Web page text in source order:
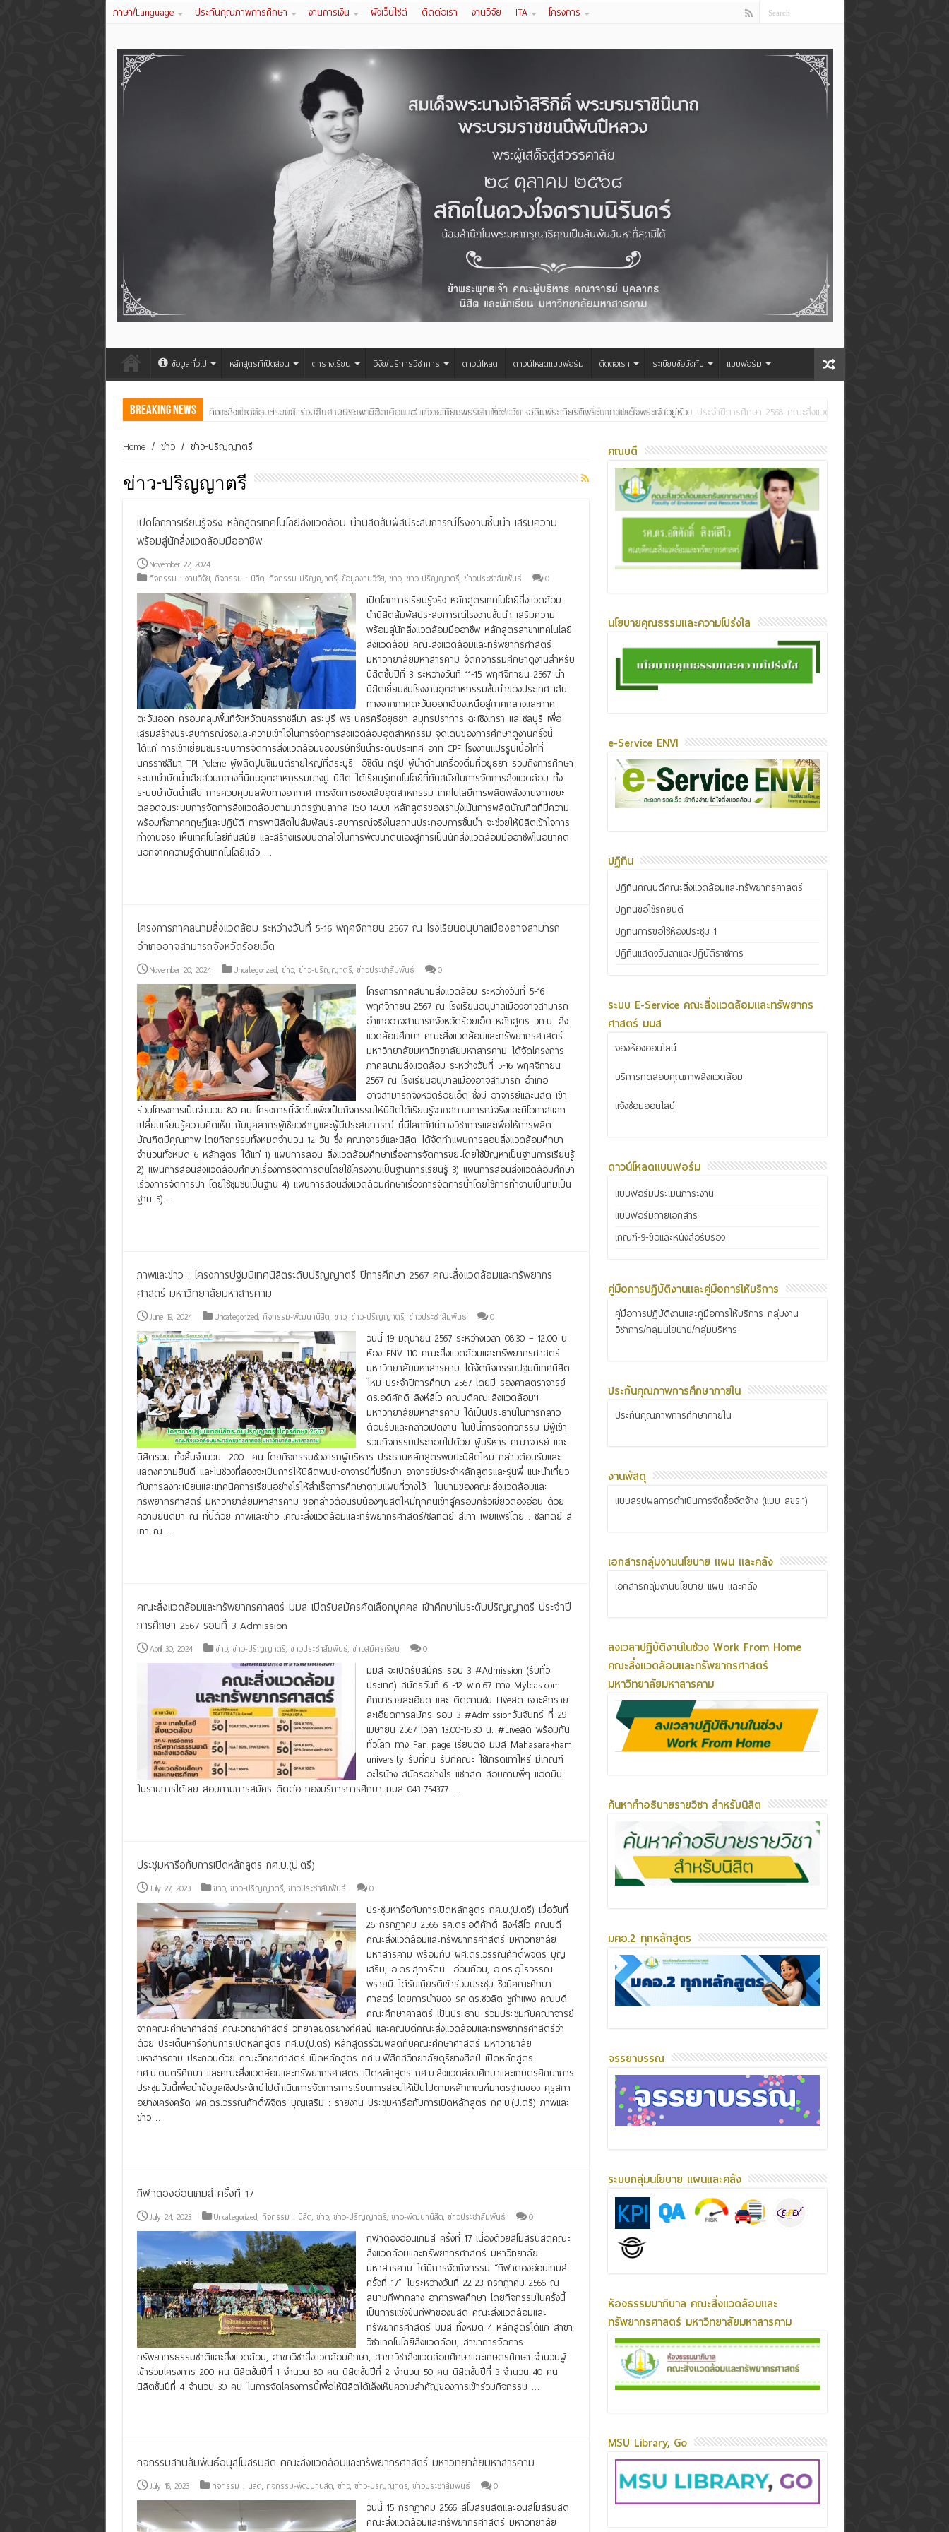
ภาษา/Language ประกันคุณภาพการศึกษา งานการเงิน ผังเว็บไซต์ ติดต่อเรา งานวิจัย ITA โครงการ
ข้อมูลทั่วไป หลักสูตรที่เปิดสอน ตารางเรียน วิจัย/บริการวิชาการ ดาวน์โหลด ดาวน์โหลดแบบฟอร์ม ติดต่อเรา ระเบียบข้อบังคับ แบบฟอร์ม
Breaking News คณะสิ่งแวดล้อมฯ มมส ร่วมสืบสานประเพณีฮีตเดือน ๘ ถวายเทียนพรรษา ๒๙ วัด เฉลิมพระเกียรติพระบาทสมเด็จพระเจ้าอยู่หัว
Home / ข่าว / ข่าว-ปริญญาตรี
ข่าว-ปริญญาตรี
เปิดโลกการเรียนรู้จริง หลักสูตรเทคโนโลยีสิ่งแวดล้อม นำนิสิตสัมผัสประสบการณ์โรงงานชั้นนำ เสริมความ
พร้อมสู่นักสิ่งแวดล้อมมืออาชีพ
November 22, 2024
กิจกรรม : งานวิจัย, กิจกรรม : นิสิต, กิจกรรม-ปริญญาตรี, ข้อมูลงานวิจัย, ข่าว, ข่าว-ปริญญาตรี, ข่าวประชาสัมพันธ์ 0
เปิดโลกการเรียนรู้จริง หลักสูตรเทคโนโลยีสิ่งแวดล้อม
นำนิสิตสัมผัสประสบการณ์โรงงานชั้นนำ เสริมความ
พร้อมสู่นักสิ่งแวดล้อมมืออาชีพ หลักสูตรสาขาเทคโนโลยี
สิ่งแวดล้อม คณะสิ่งแวดล้อมและทรัพยากรศาสตร์
มหาวิทยาลัยมหาสารคาม จัดกิจกรรมศึกษาดูงานสำหรับ
นิสิตชั้นปีที่ 3 ระหว่างวันที่ 11-15 พฤศจิกายน 2567 นำ
นิสิตเยี่ยมชมโรงงานอุตสาหกรรมชั้นนำของประเทศ เส้น
ทางจากภาคตะวันออกเฉียงเหนือสู่ภาคกลางและภาค
ตะวันออก ครอบคลุมพื้นที่จังหวัดนครราชสีมา สระบุรี พระนครศรีอยุธยา สมุทรปราการ ฉะเชิงเทรา และชลบุรี เพื่อ
เสริมสร้างประสบการณ์จริงและความเข้าใจในการจัดการสิ่งแวดล้อมอุตสาหกรรม จุดเด่นของการศึกษาดูงานครั้งนี้
ได้แก่ การเข้าเยี่ยมชมระบบการจัดการสิ่งแวดล้อมของบริษัทชั้นนำระดับประเทศ อาทิ CPF โรงงานแปรรูปเนื้อไก่ที่
นครราชสีมา TPI Polene ผู้ผลิตปูนซีเมนต์รายใหญ่ที่สระบุรี อิชิตัน กรุ๊ป ผู้นำด้านเครื่องดื่มที่อยุธยา รวมถึงการศึกษา
ระบบบำบัดน้ำเสียส่วนกลางที่นิคมอุตสาหกรรมบางปู นิสิต ได้เรียนรู้เทคโนโลยีที่ทันสมัยในการจัดการสิ่งแวดล้อม ทั้ง
ระบบบำบัดน้ำเสีย การควบคุมมลพิษทางอากาศ การจัดการของเสียอุตสาหกรรม เทคโนโลยีการผลิตพลังงานจากขยะ
ตลอดจนระบบการจัดการสิ่งแวดล้อมตามมาตรฐานสากล ISO 14001 หลักสูตรของเรามุ่งเน้นการผลิตบัณฑิตที่มีความ
พร้อมทั้งภาคทฤษฎีและปฏิบัติ การพานิสิตไปสัมผัสประสบการณ์จริงในสถานประกอบการชั้นนำ จะช่วยให้นิสิตเข้าใจการ
ทำงานจริง เห็นเทคโนโลยีทันสมัย และสร้างแรงบันดาลใจในการพัฒนาตนเองสู่การเป็นนักสิ่งแวดล้อมมืออาชีพในอนาคต
นอกจากความรู้ด้านเทคโนโลยีแล้ว …
โครงการภาคสนามสิ่งแวดล้อม ระหว่างวันที่ 5-16 พฤศจิกายน 2567 ณ โรงเรียนอนุบาลเมืองอาจสามารถ
อำเภออาจสามารถจังหวัดร้อยเอ็ด
November 20, 2024 Uncategorized, ข่าว, ข่าว-ปริญญาตรี, ข่าวประชาสัมพันธ์ 0
โครงการภาคสนามสิ่งแวดล้อม ระหว่างวันที่ 5-16
พฤศจิกายน 2567 ณ โรงเรียนอนุบาลเมืองอาจสามารถ
อำเภออาจสามารถจังหวัดร้อยเอ็ด หลักสูตร วท.บ. สิ่ง
แวดล้อมศึกษา คณะสิ่งแวดล้อมและทรัพยากรศาสตร์
มหาวิทยาลัยมหาวิทยาลัยมหาสารคาม ได้จัดโครงการ
ภาคสนามสิ่งแวดล้อม ระหว่างวันที่ 5-16 พฤศจิกายน
2567 ณ โรงเรียนอนุบาลเมืองอาจสามารถ อำเภอ
อาจสามารถจังหวัดร้อยเอ็ด ซึ่งมี อาจารย์และนิสิต เข้า
ร่วมโครงการเป็นจำนวน 80 คน โครงการนี้จัดขึ้นเพื่อเป็นกิจกรรมให้นิสิตได้เรียนรู้จากสถานการณ์จริงและมีโอกาสแลก
เปลี่ยนเรียนรู้ความคิดเห็น กับบุคลากรผู้เชี่ยวชาญและผู้มีประสบการณ์ ที่มีโลกทัศน์ทางวิชาการและเพื่อให้การผลิต
บัณฑิตมีคุณภาพ โดยกิจกรรมทั้งหมดจำนวน 12 วัน ซึ่ง คณาจารย์และนิสิต ได้จัดทำแผนการสอนสิ่งแวดล้อมศึกษา
จำนวนทั้งหมด 6 หลักสูตร ได้แก่ 1) แผนการสอน สิ่งแวดล้อมศึกษาเรื่องการจัดการขยะโดยใช้ปัญหาเป็นฐานการเรียนรู้
2) แผนการสอนสิ่งแวดล้อมศึกษาเรื่องการจัดการดินโดยใช้โครงงานเป็นฐานการเรียนรู้ 3) แผนการสอนสิ่งแวดล้อมศึกษา
เรื่องการจัดการป่า โดยใช้ชุมชนเป็นฐาน 4) แผนการสอนสิ่งแวดล้อมศึกษาเรื่องการจัดการน้ำโดยใช้การทำงานเป็นทีมเป็น
ฐาน 5) …
ภาพและข่าว : โครงการปฐมนิเทศนิสิตระดับปริญญาตรี ปีการศึกษา 2567 คณะสิ่งแวดล้อมและทรัพยากร
ศาสตร์ มหาวิทยาลัยมหาสารคาม
June 19, 2024 Uncategorized, กิจกรรม-พัฒนานิสิต, ข่าว, ข่าว-ปริญญาตรี, ข่าวประชาสัมพันธ์ 0
วันนี้ 19 มิถุนายน 2567 ระหว่างเวลา 08.30 – 12.00 น.
ห้อง ENV 110 คณะสิ่งแวดล้อมและทรัพยากรศาสตร์
มหาวิทยาลัยมหาสารคาม ได้จัดกิจกรรมปฐมนิเทศนิสิต
ใหม่ ประจำปีการศึกษา 2567 โดยมี รองศาสตราจารย์
ดร.อดิศักดิ์ สิงห์สีโว คณบดีคณะสิ่งแวดล้อมฯ
มหาวิทยาลัยมหาสารคาม ได้เป็นประธานในการกล่าว
ต้อนรับและกล่าวเปิดงาน ในปีนี้การจัดกิจกรรม มีผู้เข้า
ร่วมกิจกรรมประกอบไปด้วย ผู้บริหาร คณาจารย์ และ
นิสิตรวม ทั้งสิ้นจำนวน 200 คน โดยกิจกรรมช่วงแรกผู้บริหาร ประธานหลักสูตรพบปะนิสิตใหม่ กล่าวต้อนรับและ
แสดงความยินดี และในช่วงที่สองจะเป็นการให้นิสิตพบปะอาจารย์ที่ปรึกษา อาจารย์ประจำหลักสูตรและรุ่นพี่ แนะนำเกี่ยว
กับการลงทะเบียนและเทคนิคการเรียนอย่างไรให้สำเร็จการศึกษาตามแผนที่วางไว้ ในนามของคณะสิ่งแวดล้อมและ
ทรัพยากรศาสตร์ มหาวิทยาลัยมหาสารคาม ขอกล่าวต้อนรับน้องๆนิสิตใหม่ทุกคนเข้าสู่ครอบครัวเขียวตองอ่อน ด้วย
ความยินดีมา ณ ที่นี้ด้วย ภาพและข่าว :คณะสิ่งแวดล้อมและทรัพยากรศาสตร์/ชลทิตย์ สีเทา เผยแพร่โดย : ชลทิตย์ สี
เทา ณ …
คณะสิ่งแวดล้อมและทรัพยากรศาสตร์ มมส เปิดรับสมัครคัดเลือกบุคคล เข้าศึกษาในระดับปริญญาตรี ประจำปี
การศึกษา 2567 รอบที่ 3 Admission
April 30, 2024 ข่าว, ข่าว-ปริญญาตรี, ข่าวประชาสัมพันธ์, ข่าวสมัครเรียน 0
มมส จะเปิดรับสมัคร รอบ 3 #Admission (รับทั่ว
ประเทศ) สมัครวันที่ 6 -12 พ.ค.67 ทาง Mytcas.com
ศึกษารายละเอียด และ ติดตามชม Liveสด เจาะลึกราย
ละเอียดการสมัคร รอบ 3 #Admissionวันจันทร์ ที่ 29
เมษายน 2567 เวลา 13.00-16.30 น. #Liveสด พร้อมกัน
ทั่วโลก ทาง Fan page เรียนต่อ มมส Mahasarakham
university รับกี่คน รับกี่คณะ ใช้เกรดเท่าไหร่ มีเกณฑ์
อะไรบ้าง สมัครอย่างไร แชทสด สอบถามพี่ๆ แอดมิน
ในรายการได้เลย สอบถามการสมัคร ติดต่อ กองบริการการศึกษา มมส 043-754377 …
ประชุมหารือกับการเปิดหลักสูตร กศ.บ.(ป.ตรี)
July 27, 2023 ข่าว, ข่าว-ปริญญาตรี, ข่าวประชาสัมพันธ์ 0
ประชุมหารือกับการเปิดหลักสูตร กศ.บ.(ป.ตรี) เมื่อวันที่
26 กรกฎาคม 2566 รศ.ดร.อดิศักดิ์ สิงห์สีโว คณบดี
คณะสิ่งแวดล้อมและทรัพยากรศาสตร์ มหาวิทยาลัย
มหาสารคาม พร้อมกับ ผศ.ดร.วรรณศักดิ์พิจิตร บุญ
เสริม, อ.ดร.สุภารัตน์ อ่อนก้อน, อ.ดร.อุไรวรรณ
พรายมี ได้รับเกียรติเข้าร่วมประชุม ซึ่งมีคณะศึกษา
ศาสตร์ โดยการนำของ รศ.ดร.ชวลิต ชูกำแพง คณบดี
คณะศึกษาศาสตร์ เป็นประธาน ร่วมประชุมกับคณาจารย์
จากคณะศึกษาศาสตร์ คณะวิทยาศาสตร์ วิทยาลัยดุริยางค์ศิลป์ และคณบดีคณะสิ่งแวดล้อมและทรัพยากรศาสตร์ว่า
ด้วย ประเด็นหารือกับการเปิดหลักสูตร กศ.บ.(ป.ตรี) หลักสูตรร่วมผลิตกับคณะศึกษาศาสตร์ มหาวิทยาลัย
มหาสารคาม ประกอบด้วย คณะวิทยาศาสตร์ เปิดหลักสูตร กศ.บ.ฟิสิกส์วิทยาลัยดุริยางศิลป์ เปิดหลักสูตร
กศ.บ.ดนตรีศึกษา และคณะสิ่งแวดล้อมและทรัพยากรศาสตร์ เปิดหลักสูตร กศ.บ.สิ่งแวดล้อมศึกษาและเกษตรศึกษาการ
ประชุมวันนี้เพื่อนำข้อมูลเชิงประจักษ์ไปดำเนินการจัดการการเรียนการสอนให้เป็นไปตามหลักเกณฑ์มาตรฐานของ คุรุสภา
อย่างเคร่งครัด ผศ.ดร.วรรณศักดิ์พิจิตร บุญเสริม : รายงาน ประชุมหารือกับการเปิดหลักสูตร กศ.บ.(ป.ตรี) ภาพและ
ข่าว …
กีฬาตองอ่อนเกมส์ ครั้งที่ 17
July 24, 2023 Uncategorized, กิจกรรม : นิสิต, ข่าว, ข่าว-ปริญญาตรี, ข่าว-พัฒนานิสิต, ข่าวประชาสัมพันธ์ 0
กีฬาตองอ่อนเกมส์ ครั้งที่ 17 เนื่องด้วยสโมสรนิสิตคณะ
สิ่งแวดล้อมและทรัพยากรศาสตร์ มหาวิทยาลัย
มหาสารคาม ได้มีการจัดกิจกรรม “กีฬาตองอ่อนเกมส์
ครั้งที่ 17” ในระหว่างวันที่ 22-23 กรกฎาคม 2566 ณ
สนามกีฬากลาง อาคารพลศึกษา โดยกิจกรรมในครั้งนี้
เป็นการแข่งขันกีฬาของนิสิต คณะสิ่งแวดล้อมและ
ทรัพยากรศาสตร์ มมส ทั้งหมด 4 หลักสูตรได้แก่ สาขา
วิชาเทคโนโลยีสิ่งแวดล้อม, สาขาการจัดการ
ทรัพยากรธรรมชาติและสิ่งแวดล้อม, สาขาวิชาสิ่งแวดล้อมศึกษา, สาขาวิชาสิ่งแวดล้อมศึกษาและเกษตรศึกษา จำนวนผู้
เข้าร่วมโครงการ 200 คน นิสิตชั้นปีที่ 1 จำนวน 80 คน นิสิตชั้นปีที่ 2 จำนวน 50 คน นิสิตชั้นปีที่ 3 จำนวน 40 คน
นิสิตชั้นปีที่ 4 จำนวน 30 คน ในการจัดโครงการนี้เพื่อให้นิสิตได้เล็งเห็นความสำคัญของการเข้าร่วมกิจกรรม …
กิจกรรมสานสัมพันธ์อนุสโมสรนิสิต คณะสิ่งแวดล้อมและทรัพยากรศาสตร์ มหาวิทยาลัยมหาสารคาม
July 16, 2023 กิจกรรม : นิสิต, กิจกรรม-พัฒนานิสิต, ข่าว, ข่าว-ปริญญาตรี, ข่าวประชาสัมพันธ์ 0
วันนี้ 15 กรกฎาคม 2566 สโมสรนิสิตและอนุสโมสรนิสิต
คณะสิ่งแวดล้อมและทรัพยากรศาสตร์ มหาวิทยาลัย
คณบดี
นโยบายคุณธรรมและความโปร่งใส
e-Service ENVI
ปฏิทิน
ปฏิทินคณบดีคณะสิ่งแวดล้อมและทรัพยากรศาสตร์
ปฏิทินขอใช้รถยนต์
ปฏิทินการขอใช้ห้องประชุม 1
ปฏิทินแสดงวันลาและปฏิบัติราชการ
ระบบ E-Service คณะสิ่งแวดล้อมและทรัพยากร
ศาสตร์ มมส
จองห้องออนไลน์
บริการทดสอบคุณภาพสิ่งแวดล้อม
แจ้งซ่อมออนไลน์
ดาวน์โหลดแบบฟอร์ม
แบบฟอร์มประเมินภาระงาน
แบบฟอร์มถ่ายเอกสาร
เกณฑ์-9-ข้อและหนังสือรับรอง
คู่มือการปฏิบัติงานและคู่มือการให้บริการ
คู่มือการปฏิบัติงานและคู่มือการให้บริการ กลุ่มงาน
วิชาการ/กลุ่มนโยบาย/กลุ่มบริหาร
ประกันคุณภาพการศึกษาภายใน
ประกันคุณภาพการศึกษาภายใน
งานพัสดุ
แบบสรุปผลการดำเนินการจัดซื้อจัดจ้าง (แบบ สขร.1)
เอกสารกลุ่มงานนโยบาย แผน และคลัง
เอกสารกลุ่มงานนโยบาย แผน และคลัง
ลงเวลาปฏิบัติงานในช่วง Work From Home
คณะสิ่งแวดล้อมและทรัพยากรศาสตร์
มหาวิทยาลัยมหาสารคาม
ค้นหาคำอธิบายรายวิชา สำหรับนิสิต
มคอ.2 ทุกหลักสูตร
จรรยาบรรณ
ระบบกลุ่มนโยบาย แผนและคลัง
ห้องธรรมมาภิบาล คณะสิ่งแวดล้อมและ
ทรัพยากรศาสตร์ มหาวิทยาลัยมหาสารคาม
MSU Library, Go